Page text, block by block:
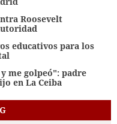
Roosevelt
educativos para los
me golpeó": padre
en La Ceiba